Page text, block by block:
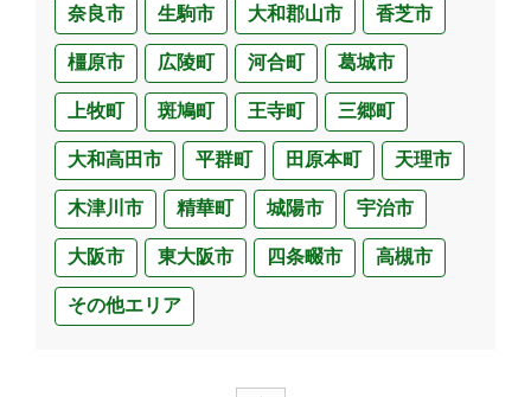
奈良市 生駒市 大和郡山市 香芝市
橿原市 広陵町 河合町 葛城市
上牧町 斑鳩町 王寺町 三郷町
大和高田市 平群町 田原本町 天理市
木津川市 精華町 城陽市 宇治市
大阪市 東大阪市 四条畷市 高槻市
その他エリア